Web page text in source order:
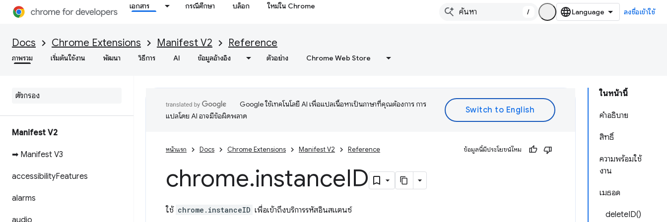
เอกสาร กรณีศึกษา บล็อก ใหม่ใน Chrome
/ ลงชื่อเข้าใช้
Docs Chrome Extensions Manifest V2 Reference
ภาพรวม เริ่มต้นใช้งาน พัฒนา วิธีการ AI ข้อมูลอ้างอิง ตัวอย่าง Chrome Web Store
Manifest V2
➡ Manifest V3
accessibilityFeatures
alarms
audio
ในหน้านี้
คำอธิบาย
สิทธิ์
ความพร้อมใช้
งาน
เมธอด
deleteID()
Google ใช้เทคโนโลยี AI เพื่อแปลเนื้อหาเป็นภาษาที่คุณต้องการ การ
แปลโดย AI อาจมีข้อผิดพลาด
หน้าแรก Docs Chrome Extensions Manifest V2 Reference ข้อมูลนี้มีประโยชน์ไหม
chrome.instanceID
ใช้ chrome.instanceID เพื่อเข้าถึงบริการรหัสอินสแตนซ์